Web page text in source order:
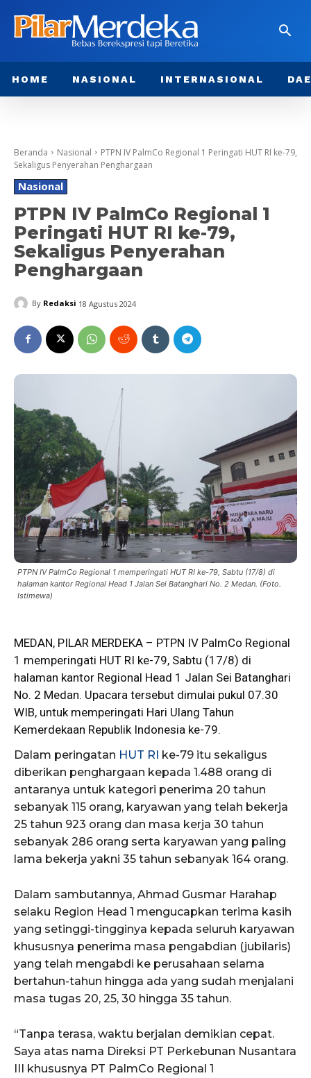
HOME NASIONAL INTERNASIONAL
Beranda Nasional
PTPN IV PalmCo Regional 1 Peringati HUT RI ke-79,
Sekaligus Penyerahan Penghargaan
Nasional
PTPN IV PalmCo Regional 1
Peringati HUT RI ke-79,
Sekaligus Penyerahan
Penghargaan
By Redaksi 18 Agustus 2024
PTPN IV PalmCo Regional 1 memperingati HUT RI ke-79, Sabtu (17/8) di
halaman kantor Regional Head 1 Jalan Sei Batanghari No. 2 Medan. (Foto.
Istimewa)
MEDAN, PILAR MERDEKA – PTPN IV PalmCo Regional
1 memperingati HUT RI ke-79, Sabtu (17/8) di
halaman kantor Regional Head 1 Jalan Sei Batanghari
No. 2 Medan. Upacara tersebut dimulai pukul 07.30
WIB, untuk memperingati Hari Ulang Tahun
Kemerdekaan Republik Indonesia ke-79.
Dalam peringatan HUT RI ke-79 itu sekaligus
diberikan penghargaan kepada 1.488 orang di
antaranya untuk kategori penerima 20 tahun
sebanyak 115 orang, karyawan yang telah bekerja
25 tahun 923 orang dan masa kerja 30 tahun
sebanyak 286 orang serta karyawan yang paling
lama bekerja yakni 35 tahun sebanyak 164 orang.
Dalam sambutannya, Ahmad Gusmar Harahap
selaku Region Head 1 mengucapkan terima kasih
yang setinggi-tingginya kepada seluruh karyawan
khususnya penerima masa pengabdian (jubilaris)
yang telah mengabdi ke perusahaan selama
bertahun-tahun hingga ada yang sudah menjalani
masa tugas 20, 25, 30 hingga 35 tahun.
“Tanpa terasa, waktu berjalan demikian cepat.
Saya atas nama Direksi PT Perkebunan Nusantara
III khususnya PT PalmCo Regional 1